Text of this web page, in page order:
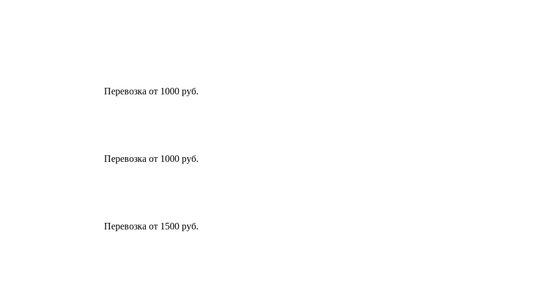
Перевозка от 1000 руб.
Перевозка от 1000 руб.
Перевозка от 1500 руб.